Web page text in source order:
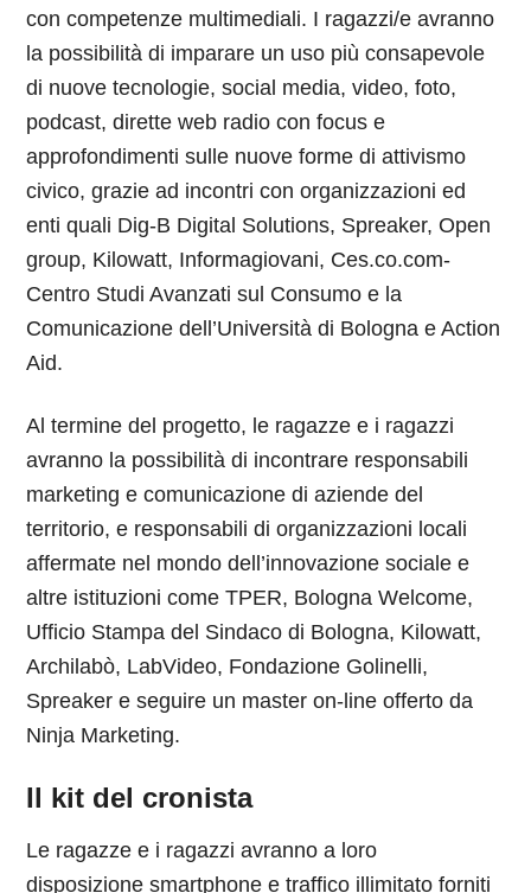
con competenze multimediali. I ragazzi/e avranno
la possibilità di imparare un uso più consapevole
di nuove tecnologie, social media, video, foto,
podcast, dirette web radio con focus e
approfondimenti sulle nuove forme di attivismo
civico, grazie ad incontri con organizzazioni ed
enti quali Dig-B Digital Solutions, Spreaker, Open
group, Kilowatt, Informagiovani, Ces.co.com-
Centro Studi Avanzati sul Consumo e la
Comunicazione dell’Università di Bologna e Action
Aid.
Al termine del progetto, le ragazze e i ragazzi
avranno la possibilità di incontrare responsabili
marketing e comunicazione di aziende del
territorio, e responsabili di organizzazioni locali
affermate nel mondo dell’innovazione sociale e
altre istituzioni come TPER, Bologna Welcome,
Ufficio Stampa del Sindaco di Bologna, Kilowatt,
Archilabò, LabVideo, Fondazione Golinelli,
Spreaker e seguire un master on-line offerto da
Ninja Marketing.
Il kit del cronista
Le ragazze e i ragazzi avranno a loro
disposizione smartphone e traffico illimitato forniti